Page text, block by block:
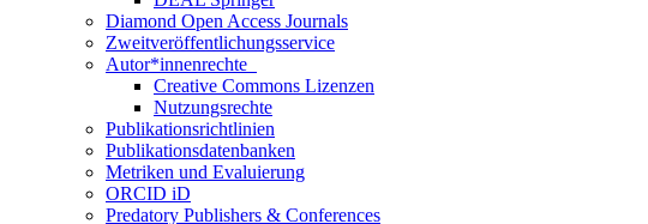
Diamond Open Access Journals
Zweitveröffentlichungsservice
Autor*innenrechte
Creative Commons Lizenzen
Nutzungsrechte
Publikationsrichtlinien
Publikationsdatenbanken
Metriken und Evaluierung
ORCID iD
Predatory Publishers & Conferences